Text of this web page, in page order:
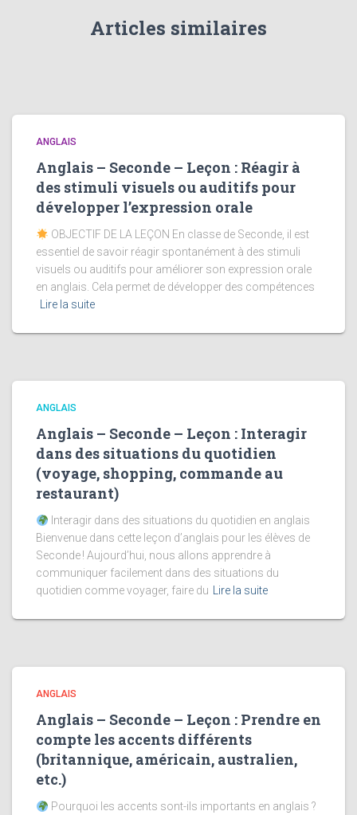
Articles similaires
ANGLAIS
Anglais – Seconde – Leçon : Réagir à
des stimuli visuels ou auditifs pour
développer l’expression orale
OBJECTIF DE LA LEÇON En classe de Seconde, il est
essentiel de savoir réagir spontanément à des stimuli
visuels ou auditifs pour améliorer son expression orale
en anglais. Cela permet de développer des compétences
Lire la suite
ANGLAIS
Anglais – Seconde – Leçon : Interagir
dans des situations du quotidien
(voyage, shopping, commande au
restaurant)
Interagir dans des situations du quotidien en anglais
Bienvenue dans cette leçon d’anglais pour les élèves de
Seconde ! Aujourd’hui, nous allons apprendre à
communiquer facilement dans des situations du
quotidien comme voyager, faire du Lire la suite
ANGLAIS
Anglais – Seconde – Leçon : Prendre en
compte les accents différents
(britannique, américain, australien,
etc.)
Pourquoi les accents sont-ils importants en anglais ?